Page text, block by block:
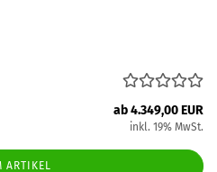
ab 4.349,00 EUR
inkl. 19% MwSt.
ARTIKEL